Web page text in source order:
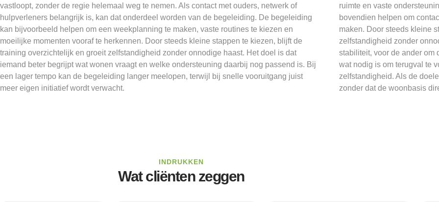
vastloopt, zonder de regie helemaal weg te nemen. Als contact met ouders, netwerk of
hulpverleners belangrijk is, kan dat onderdeel worden van de begeleiding. De begeleiding
kan bijvoorbeeld helpen om een weekplanning te maken, vaste routines te kiezen en
moeilijke momenten vooraf te herkennen. Door steeds kleine stappen te kiezen, blijft de
training overzichtelijk en groeit zelfstandigheid zonder onnodige haast. Het doel is dat
iemand beter begrijpt wat wonen vraagt en welke ondersteuning daarbij nog passend is. Bij
een lager tempo kan de begeleiding langer meelopen, terwijl bij snelle vooruitgang juist
meer eigen initiatief wordt verwacht.
ruimte en vaste
bovendien helpen om
maken. Door steeds kleine
zelfstandigheid zonder
stabiliteit, voor de ander om
wat nodig is om terugval te
zelfstandigheid. Als de
zonder dat de woonbasis
INDRUKKEN
Wat cliënten zeggen